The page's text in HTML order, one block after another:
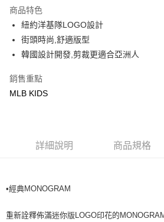
Apple Pay
街口支付
運送方式
全家取貨<不支援離島取退>
7-11取貨付款<未取貨列黑名單/不支援離島
商品特色
紐約洋基隊LOGO設計
街頭時尚,舒適版型
韓國設計開發,剪裁更適合亞洲人
銷售重點
MLB KIDS
詳細說明 商品規格
•經典MONOGRAM
重新詮釋佈滿迷你版LOGO印花的